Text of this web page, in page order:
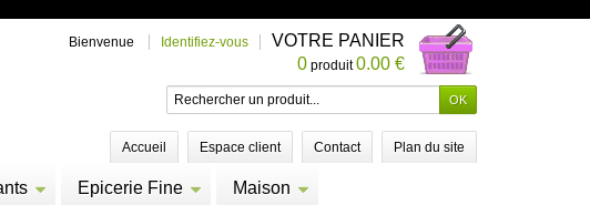
Bienvenue Identifiez-vous
VOTRE PANIER
0 produit0.00 €
Accueil Espace client Contact Plan du site
Epicerie Fine Maison